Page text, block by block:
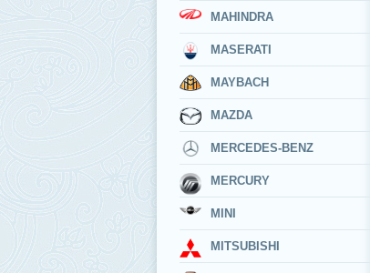
MAHINDRA
MASERATI
MAYBACH
MAZDA
MERCEDES-BENZ
MERCURY
MINI
MITSUBISHI